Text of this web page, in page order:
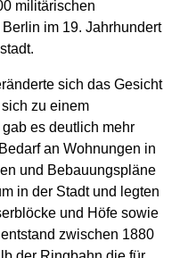
militärischen
im 19. Jahrhundert
sich das Gesicht
zu einem
es deutlich mehr
an Wohnungen in
und Bebauungspläne
in der Stadt und legten
und Höfe sowie
zwischen 1880